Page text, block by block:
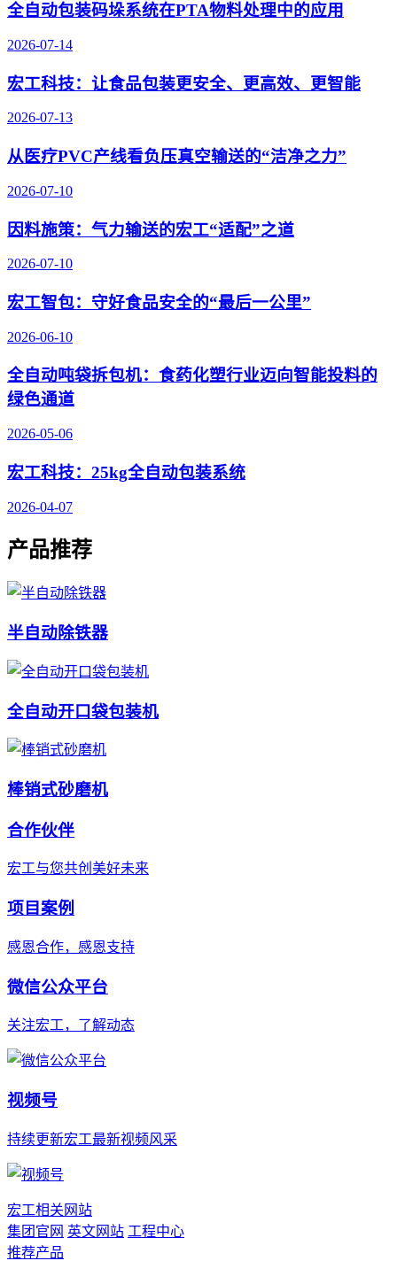
全自动包装码垛系统在PTA物料处理中的应用
2026-07-14
宏工科技：让食品包装更安全、更高效、更智能
2026-07-13
从医疗PVC产线看负压真空输送的“洁净之力”
2026-07-10
因料施策：气力输送的宏工“适配”之道
2026-07-10
宏工智包：守好食品安全的“最后一公里”
2026-06-10
全自动吨袋拆包机：食药化塑行业迈向智能投料的
绿色通道
2026-05-06
宏工科技：25kg全自动包装系统
2026-04-07
产品推荐
半自动除铁器
全自动开口袋包装机
棒销式砂磨机
合作伙伴
宏工与您共创美好未来
项目案例
感恩合作，感恩支持
微信公众平台
关注宏工，了解动态
视频号
持续更新宏工最新视频风采
宏工相关网站
集团官网 英文网站 工程中心
推荐产品